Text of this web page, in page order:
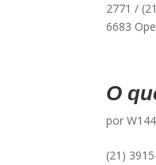
2771 /
6683
O
por
(21)